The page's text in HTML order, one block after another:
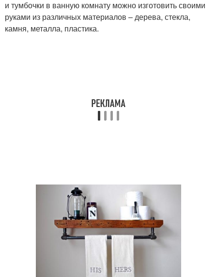
и тумбочки в ванную комнату можно изготовить своими
руками из различных материалов – дерева, стекла,
камня, металла, пластика.